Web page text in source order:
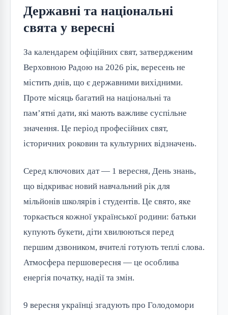
Державні та національні
свята у вересні
За календарем офіційних свят, затвердженим
Верховною Радою на 2026 рік, вересень не
містить днів, що є державними вихідними.
Проте місяць багатий на національні та
пам’ятні дати, які мають важливе суспільне
значення. Це період професійних свят,
історичних роковин та культурних відзначень.
Серед ключових дат — 1 вересня, День знань,
що відкриває новий навчальний рік для
мільйонів школярів і студентів. Це свято, яке
торкається кожної української родини: батьки
купують букети, діти хвилюються перед
першим дзвоником, вчителі готують теплі слова.
Атмосфера першовересня — це особлива
енергія початку, надії та змін.
9 вересня українці згадують про Голодомори